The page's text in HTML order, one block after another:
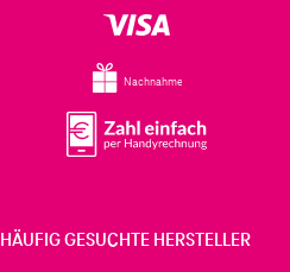
Nachnahme
HÄUFIG GESUCHTE HERSTELLER